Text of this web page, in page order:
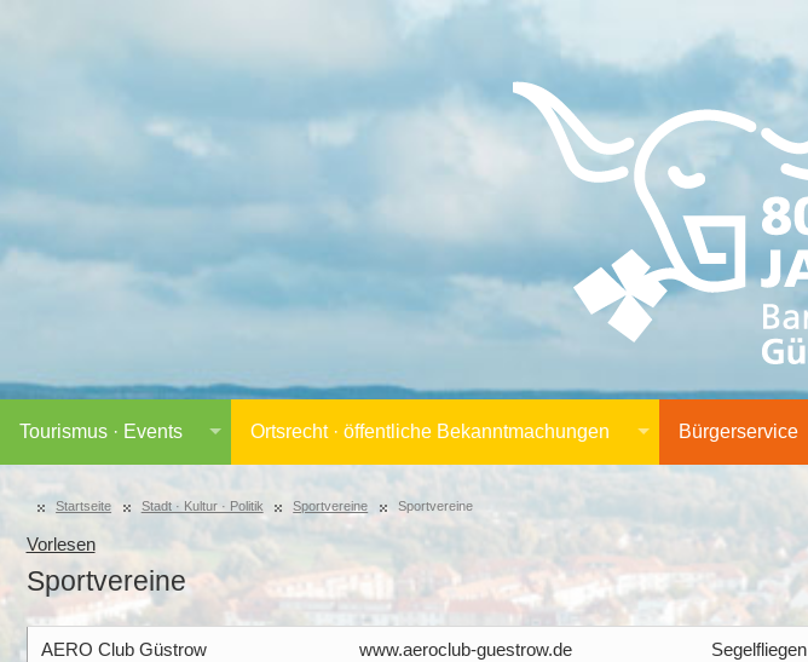
Tourismus · Events Ortsrecht · öffentliche Bekanntmachungen Bürgerservice
Startseite Stadt · Kultur · Politik Sportvereine Sportvereine
Vorlesen
Sportvereine
AERO Club Güstrow www.aeroclub-guestrow.de Segelfliegen